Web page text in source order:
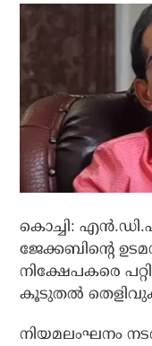
കൊച്ചി:
ജേക്കബിന്റെ
നിക്ഷേപകരെ
കൂടുതല്‍
നിയമലംഘനം